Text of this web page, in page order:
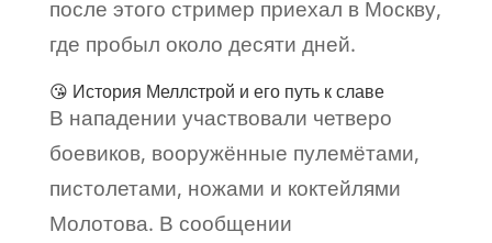
после этого стример приехал в Москву,
где пробыл около десяти дней.
😘 История Меллстрой и его путь к славе
В нападении участвовали четверо
боевиков, вооружённые пулемётами,
пистолетами, ножами и коктейлями
Молотова. В сообщении